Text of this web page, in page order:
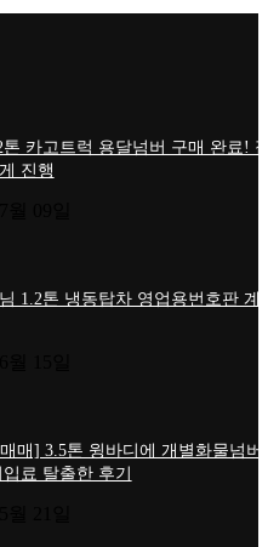
톤 카고트럭 용달넘버 구매 완료!
진행
1.2톤 냉동탑차 영업용번호판 계
매] 3.5톤 윙바디에 개별화물넘버
료 탈출한 후기